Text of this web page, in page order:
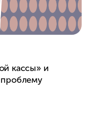
кассы» и